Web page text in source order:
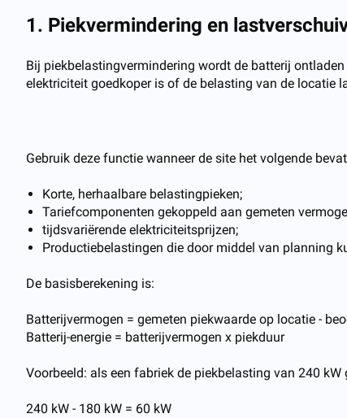
1. Piekvermindering en
Bij piekbelastingvermindering wordt de batterij
elektriciteit goedkoper is of de belasting van de locatie
Gebruik deze functie wanneer de site het volgende
Korte, herhaalbare belastingpieken;
Tariefcomponenten gekoppeld aan gemeten
tijdsvariërende elektriciteitsprijzen;
Productiebelastingen die door middel van planning
De basisberekening is:
Batterijvermogen = gemeten piekwaarde op locatie -
Batterij-energie = batterijvermogen x piekduur
Voorbeeld: als een fabriek de piekbelasting van 240
240 kW - 180 kW = 60 kW